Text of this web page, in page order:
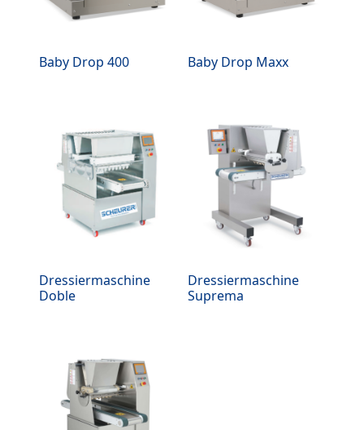
Baby Drop 400 Baby Drop Maxx
Dressiermaschine
Doble
Dressiermaschine
Suprema